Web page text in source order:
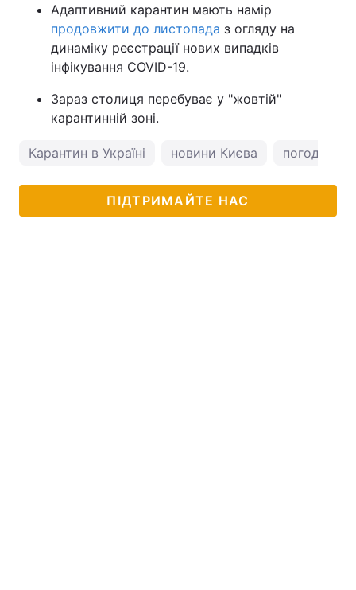
Адаптивний карантин мають намір
продовжити до листопада з огляду на
динаміку реєстрації нових випадків
інфікування COVID-19.
Зараз столиця перебуває у "жовтій"
карантинній зоні.
Карантин в Україні новини Києва погода у
ПІДТРИМАЙТЕ НАС